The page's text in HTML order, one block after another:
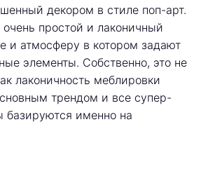
декором в стиле поп-арт.
простой и лаконичный
и атмосферу в котором задают
элементы. Собственно, это не
лаконичность меблировки
трендом и все супер-
базируются именно на